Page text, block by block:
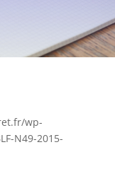
wp-
N49-2015-